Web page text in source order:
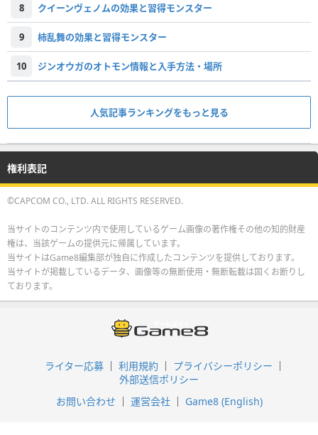
8 クイーンヴェノムの効果と習得モンスター
9 柿乱舞の効果と習得モンスター
10 ジンオウガのオトモン情報と入手方法・場所
人気記事ランキングをもっと見る
権利表記
©CAPCOM CO., LTD. ALL RIGHTS RESERVED.
当サイトのコンテンツ内で使用しているゲーム画像の著作権その他の知的財産
権は、当該ゲームの提供元に帰属しています。
当サイトはGame8編集部が独自に作成したコンテンツを提供しております。
当サイトが掲載しているデータ、画像等の無断使用・無断転載は固くお断りし
ております。
ライター応募 利用規約
プライバシーポリシー
外部送信ポリシー
お問い合わせ
運営会社 Game8 (English)